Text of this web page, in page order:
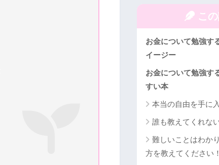
こ
お金について勉強す
イージー
お金について勉強す
すい本
本当の自由を手に
誰も教えてくれな
難しいことはわか
方を教えてください！